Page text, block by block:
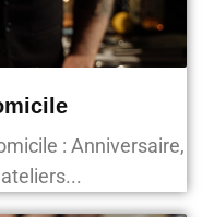
: Anniversaire,